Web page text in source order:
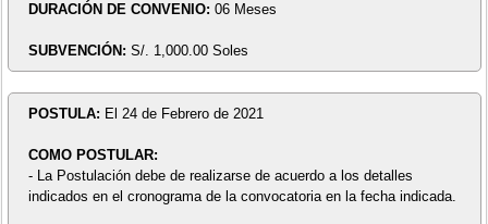
DURACIÓN DE CONVENIO: 06 Meses
SUBVENCIÓN: S/. 1,000.00 Soles
POSTULA: El 24 de Febrero de 2021
COMO POSTULAR:
- La Postulación debe de realizarse de acuerdo a los detalles
indicados en el cronograma de la convocatoria en la fecha indicada.